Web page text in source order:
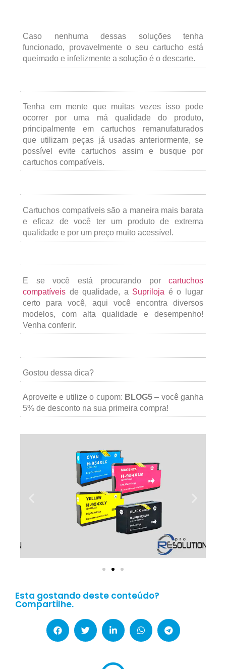
Caso nenhuma dessas soluções tenha
funcionado, provavelmente o seu cartucho está
queimado e infelizmente a solução é o descarte.
Tenha em mente que muitas vezes isso pode
ocorrer por uma má qualidade do produto,
principalmente em cartuchos remanufaturados
que utilizam peças já usadas anteriormente, se
possível evite cartuchos assim e busque por
cartuchos compatíveis.
Cartuchos compatíveis são a maneira mais barata
e eficaz de você ter um produto de extrema
qualidade e por um preço muito acessível.
E se você está procurando por cartuchos
compatíveis de qualidade, a Supriloja é o lugar
certo para você, aqui você encontra diversos
modelos, com alta qualidade e desempenho!
Venha conferir.
Gostou dessa dica?
Aproveite e utilize o cupom: BLOG5– você ganha
5% de desconto na sua primeira compra!
Esta gostando deste conteúdo?
Compartilhe.